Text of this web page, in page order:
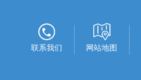
联系我们 网站地图